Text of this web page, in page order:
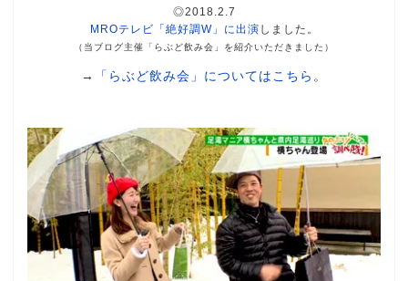
◎2018.2.7
MROテレビ「絶好調W」に出演 しました。
（当ブログ主催「らぶど飲み会」を紹介いただきました）
→ 「らぶど飲み会」についてはこちら 。